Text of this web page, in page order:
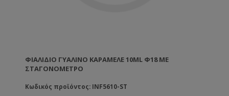
ΦΙΆΛΙΔΙΟ ΓΥΆΛΙΝΟ ΚΑΡΑΜΕΛΈ 10ML Φ18 ΜΕ
ΣΤΑΓΟΝΌΜΕΤΡΟ
Κωδικός προϊόντος: INF5610-ST